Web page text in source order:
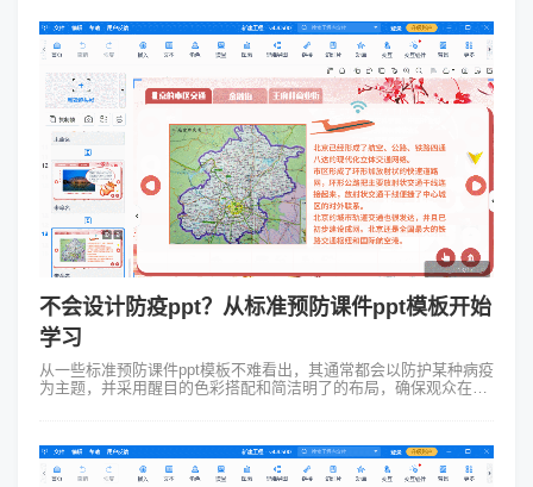
不会设计防疫ppt？从标准预防课件ppt模板开始
学习
从一些标准预防课件ppt模板不难看出，其通常都会以防护某种病疫
为主题，并采用醒目的色彩搭配和简洁明了的布局，确保观众在第